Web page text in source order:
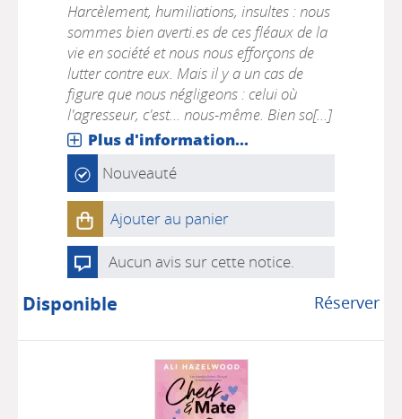
Harcèlement, humiliations, insultes : nous
sommes bien averti.es de ces fléaux de la
vie en société et nous nous efforçons de
lutter contre eux. Mais il y a un cas de
figure que nous négligeons : celui où
l'agresseur, c'est... nous-même. Bien so[...]
Plus d'information...
Nouveauté
Ajouter au panier
Aucun avis sur cette notice.
Réserver
Disponible